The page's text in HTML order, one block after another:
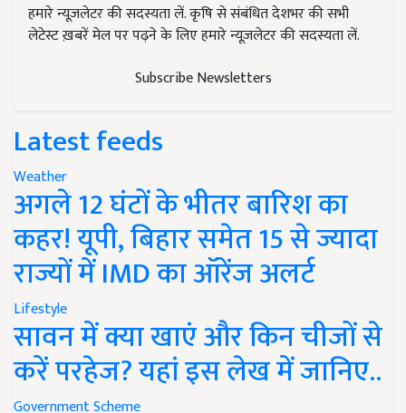
हमारे न्यूज़लेटर की सदस्यता लें. कृषि से संबंधित देशभर की सभी
लेटेस्ट ख़बरें मेल पर पढ़ने के लिए हमारे न्यूज़लेटर की सदस्यता लें.
Subscribe Newsletters
Latest feeds
Weather
अगले 12 घंटों के भीतर बारिश का
कहर! यूपी, बिहार समेत 15 से ज्यादा
राज्यों में IMD का ऑरेंज अलर्ट
Lifestyle
सावन में क्या खाएं और किन चीजों से
करें परहेज? यहां इस लेख में जानिए..
Government Scheme